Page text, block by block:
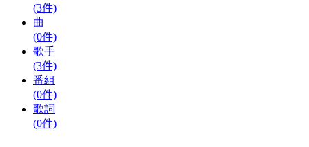
(3件)
曲
(0件)
歌手
(3件)
番組
(0件)
歌詞
(0件)